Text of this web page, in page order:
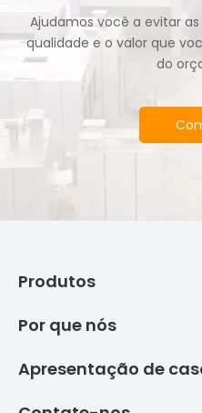
Ajudamos você a evitar
qualidade e o valor que
do
Produtos
Por que nós
Apresentação de